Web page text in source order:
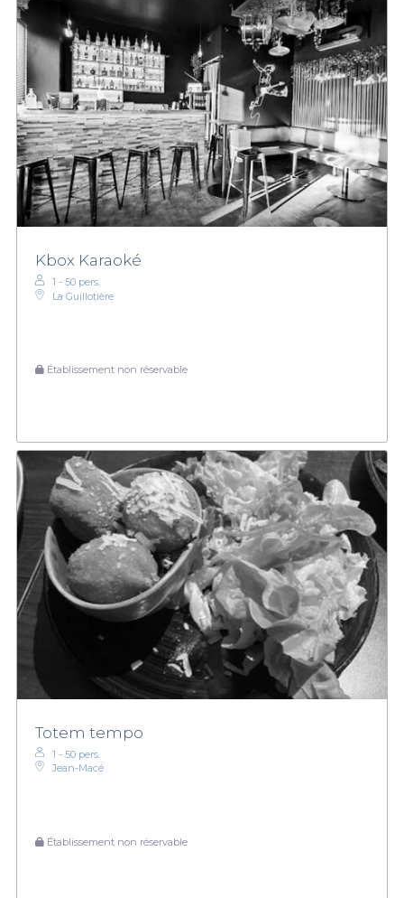
Kbox Karaoké
1 - 50 pers.
La Guillotière
Établissement non réservable
Totem tempo
1 - 50 pers.
Jean-Macé
Établissement non réservable